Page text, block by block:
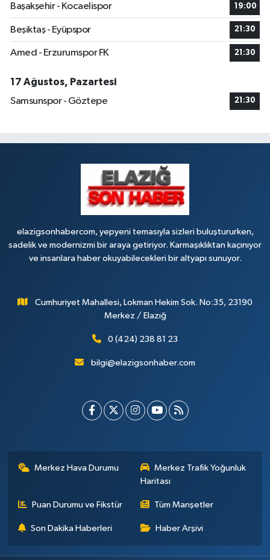
Başakşehir - Kocaelispor
19:00
Beşiktaş - Eyüpspor 21:30
Amed - Erzurumspor FK 21:30
17 Ağustos, Pazartesi
Samsunspor - Göztepe
21:30
elazigsonhabercom, yepyeni temasıyla sizleri buluştururken,
sadelik ve modernizmi bir araya getiriyor. Karmaşıklıktan kaçınıyor
ve insanlara haber okuyabilecekleri bir altyapı sunuyor.
Cumhuriyet Mahallesi, Lokman Hekim Sok. No:35, 23190
Merkez / Elazığ
0 (424) 238 81 23
bilgi@elazigsonhaber.com
Merkez Hava Durumu
Merkez Trafik Yoğunluk
Haritası
Puan Durumu ve Fikstür Tüm Manşetler
Son Dakika Haberleri Haber Arşivi